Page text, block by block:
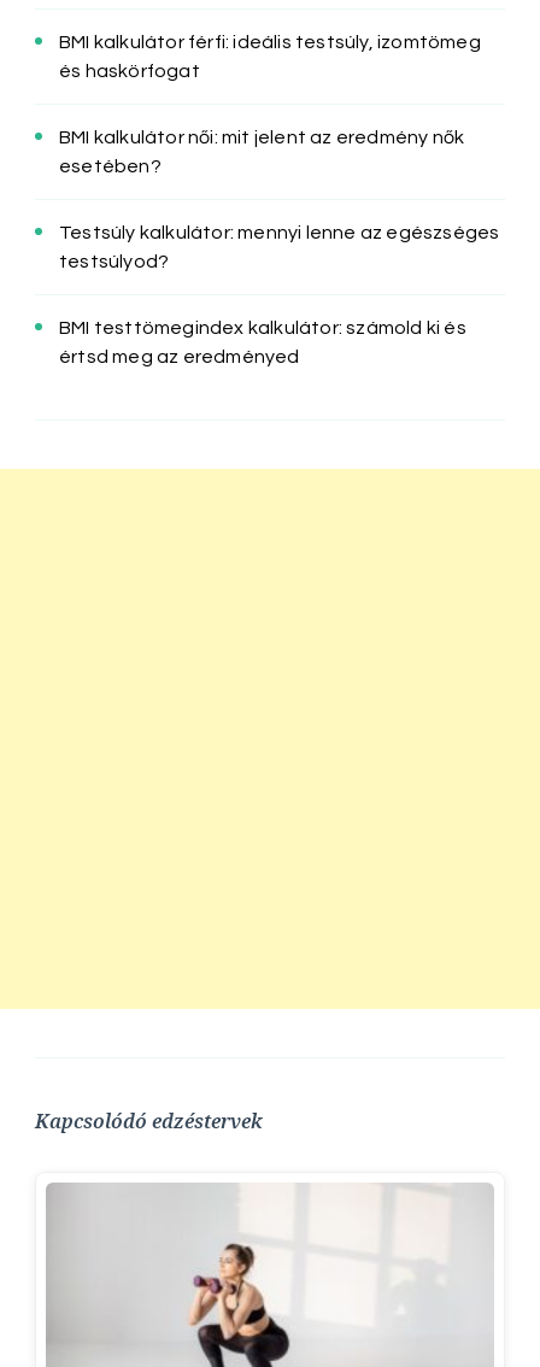
BMI kalkulátor férfi: ideális testsúly, izomtömeg
és haskörfogat
BMI kalkulátor női: mit jelent az eredmény nők
esetében?
Testsúly kalkulátor: mennyi lenne az egészséges
testsúlyod?
BMI testtömegindex kalkulátor: számold ki és
értsd meg az eredményed
Kapcsolódó edzéstervek